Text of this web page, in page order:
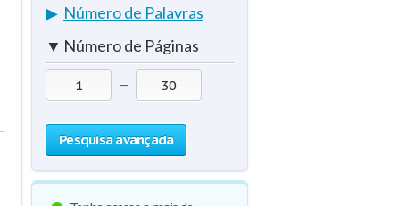
▶ Número de Palavras
▼ Número de Páginas
—
Pesquisa avançada